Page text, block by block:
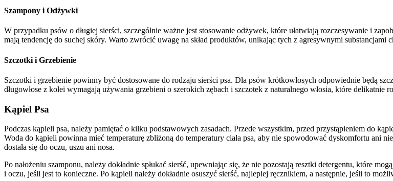
Szampony i Odżywki
W przypadku psów o długiej sierści, szczególnie ważne jest stosowanie odżywek, które ułatwiają rozczesywanie i
mają tendencję do suchej skóry. Warto zwrócić uwagę na skład produktów, unikając tych z agresywnymi
Szczotki i Grzebienie
Szczotki i grzebienie powinny być dostosowane do rodzaju sierści psa. Dla psów krótkowłosych odpowiednie będą
długowłose z kolei wymagają używania grzebieni o szerokich zębach i szczotek z naturalnego włosia, które delikatnie
Kąpiel Psa
Podczas kąpieli psa, należy pamiętać o kilku podstawowych zasadach. Przede wszystkim, przed przystąpieniem do
Woda do kąpieli powinna mieć temperaturę zbliżoną do temperatury ciała psa, aby nie spowodować dyskomfortu ani
dostała się do oczu, uszu ani nosa.
Po nałożeniu szamponu, należy dokładnie spłukać sierść, upewniając się, że nie pozostają resztki detergentu, które
i oczu, jeśli jest to konieczne. Po kąpieli należy dokładnie osuszyć sierść, najlepiej ręcznikiem, a następnie, jeśli to